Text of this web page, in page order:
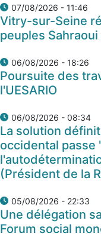
07/08/2026 - 11:46
Vitry-sur-Seine
peuples
06/08/2026 - 18:26
Poursuite des
l'UESARIO
06/08/2026 - 08:34
La solution
occidental passe
(Président de la
05/08/2026 - 22:33
Une délégation
Forum social